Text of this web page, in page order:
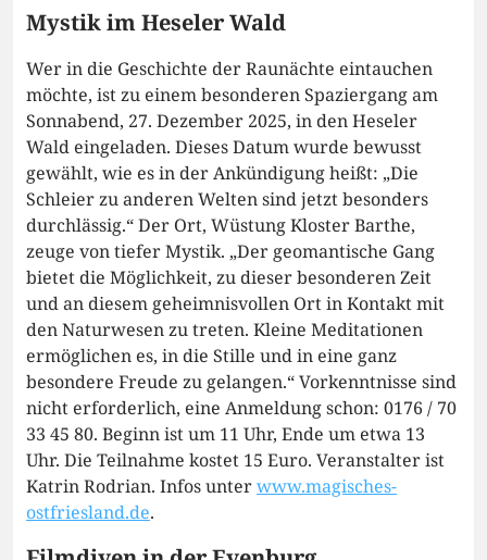
Mystik im Heseler Wald
Wer in die Geschichte der Raunächte eintauchen
möchte, ist zu einem besonderen Spaziergang am
Sonnabend, 27. Dezember 2025, in den Heseler
Wald eingeladen. Dieses Datum wurde bewusst
gewählt, wie es in der Ankündigung heißt: „Die
Schleier zu anderen Welten sind jetzt besonders
durchlässig.“ Der Ort, Wüstung Kloster Barthe,
zeuge von tiefer Mystik. „Der geomantische Gang
bietet die Möglichkeit, zu dieser besonderen Zeit
und an diesem geheimnisvollen Ort in Kontakt mit
den Naturwesen zu treten. Kleine Meditationen
ermöglichen es, in die Stille und in eine ganz
besondere Freude zu gelangen.“ Vorkenntnisse sind
nicht erforderlich, eine Anmeldung schon: 0176 / 70
33 45 80. Beginn ist um 11 Uhr, Ende um etwa 13
Uhr. Die Teilnahme kostet 15 Euro. Veranstalter ist
Katrin Rodrian. Infos unterwww.magisches-
ostfriesland.de.